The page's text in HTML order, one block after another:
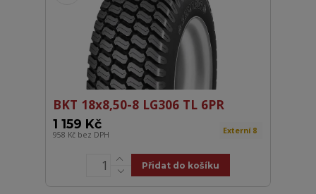
BKT 18x8,50-8 LG306 TL 6PR
1 159 Kč
958 Kč bez DPH Externí 8
Přidat do košíku